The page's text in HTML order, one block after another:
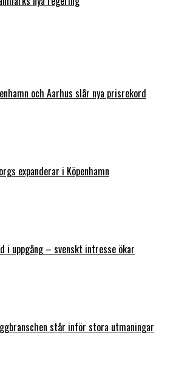
och Aarhus slår nya prisrekord
expanderar i Köpenhamn
i uppgång – svenskt intresse ökar
står inför stora utmaningar